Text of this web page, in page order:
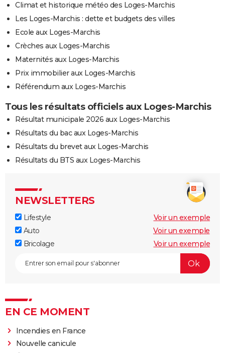
Climat et historique météo des Loges-Marchis
Les Loges-Marchis : dette et budgets des villes
Ecole aux Loges-Marchis
Crèches aux Loges-Marchis
Maternités aux Loges-Marchis
Prix immobilier aux Loges-Marchis
Référendum aux Loges-Marchis
Tous les résultats officiels aux Loges-Marchis
Résultat municipale 2026 aux Loges-Marchis
Résultats du bac aux Loges-Marchis
Résultats du brevet aux Loges-Marchis
Résultats du BTS aux Loges-Marchis
NEWSLETTERS
Lifestyle
Voir un exemple
Auto
Voir un exemple
Bricolage
Voir un exemple
EN CE MOMENT
Incendies en France
Nouvelle canicule